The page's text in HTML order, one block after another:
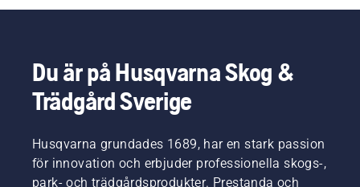
Du är på Husqvarna Skog &
Trädgård Sverige
Husqvarna grundades 1689, har en stark passion
för innovation och erbjuder professionella skogs-,
park- och trädgårdsprodukter. Prestanda och